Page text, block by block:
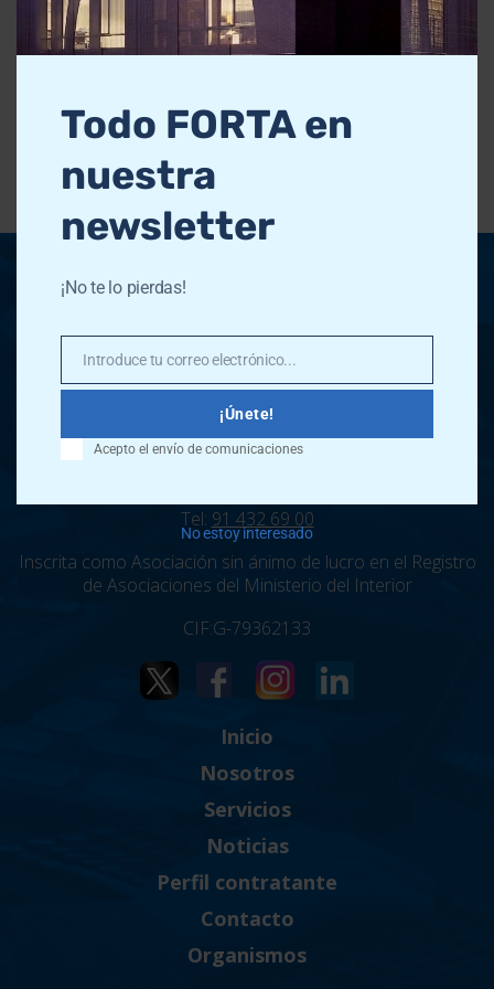
Acuerdo de Adjudicación
Acuerdo de formalización
Tel: 91 432 69 00
Inscrita como Asociación sin ánimo de lucro en el Registro
de Asociaciones del Ministerio del Interior
CIF:G-79362133
Inicio
Nosotros
Servicios
Noticias
Perfil contratante
Contacto
Organismos
Todo FORTA en
nuestra
newsletter
¡No te lo pierdas!
Email
Introduce tu correo electrónico...
¡Únete!
Acepto el envío de comunicaciones
No estoy interesado